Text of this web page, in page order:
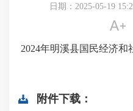
日期：2025-05-19

2024年明溪县国民经济和
附件下载：